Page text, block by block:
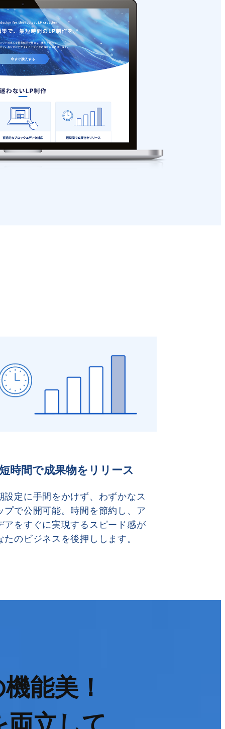
時間で成果物をリリース
設定に手間をかけず、わずかなス
プで公開可能。時間を節約し、ア
アをすぐに実現するスピード感が
たのビジネスを後押しします。
能美！
両立して